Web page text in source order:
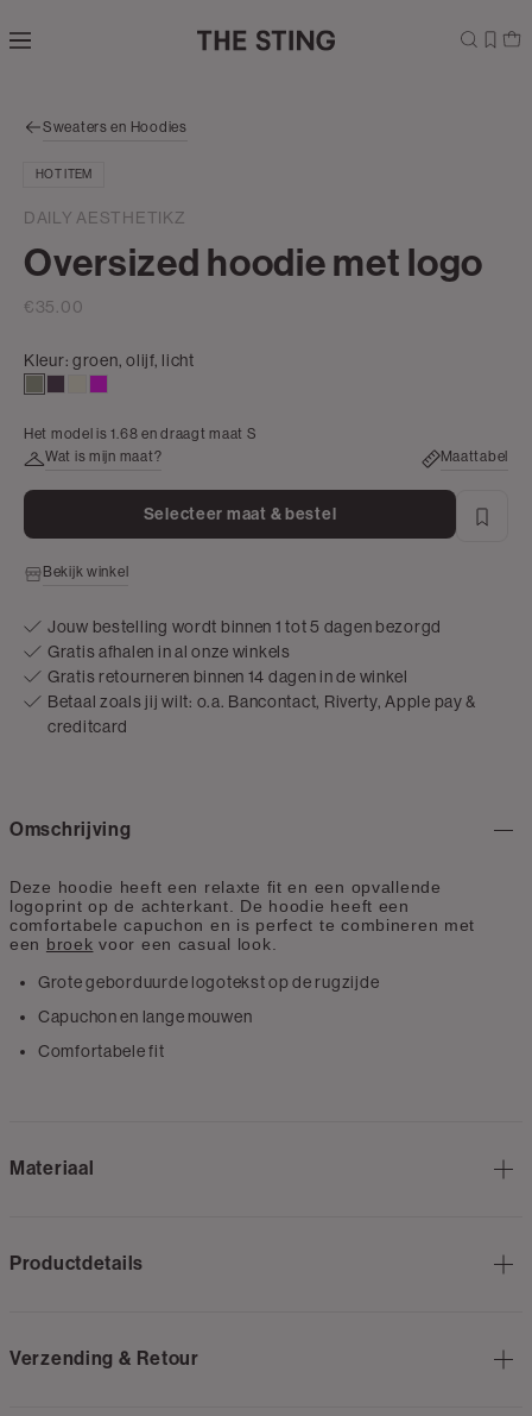
direct naar
zoekbalk
naar de
Sweaters en Hoodies
HOT ITEM
DAILY AESTHETIKZ
Oversized hoodie met logo
€35.00
Kleur:groen, olijf, licht
licht white
Het model is 1.68 en draagt maat S
Wat is mijn maat?
Maattabel
Selecteer maat & bestel
Bekijk winkel
Jouw bestelling wordt binnen 1 tot 5 dagen bezorgd
Gratis afhalen in al onze winkels
Gratis retourneren binnen 14 dagen in de winkel
Betaal zoals jij wilt: o.a. Bancontact, Riverty, Apple pay &
creditcard
Omschrijving
Deze hoodie heeft een relaxte fit en een opvallende
logoprint op de achterkant . De hoodie heeft een
comfortabele capuchon en is perfect te combineren met
een broek voor een casual look
Grote geborduurde logotekst op de rugzijde
Capuchon en lange mouwen
Comfortabele fit
Materiaal
Productdetails
Verzending & Retour